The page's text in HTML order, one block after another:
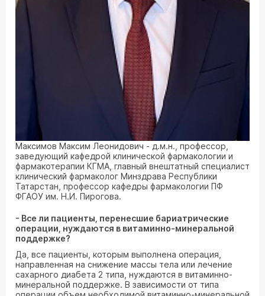
Максимов Максим Леонидович - д.м.н., профессор,
заведующий кафедрой клинической фармакологии и
фармакотерапии КГМА, главный внештатный специалист
клинический фармаколог Минздрава Республики
Татарстан, профессор кафедры фармакологии ПФ
ФГАОУ им. Н.И. Пирогова.
- Все ли пациенты, перенесшие бариатрические
операции, нуждаются в витаминно-минеральной
поддержке?
Да, все пациенты, которым выполнена операция,
направленная на снижение массы тела или лечение
сахарного диабета 2 типа, нуждаются в витаминно-
минеральной поддержке. В зависимости от типа